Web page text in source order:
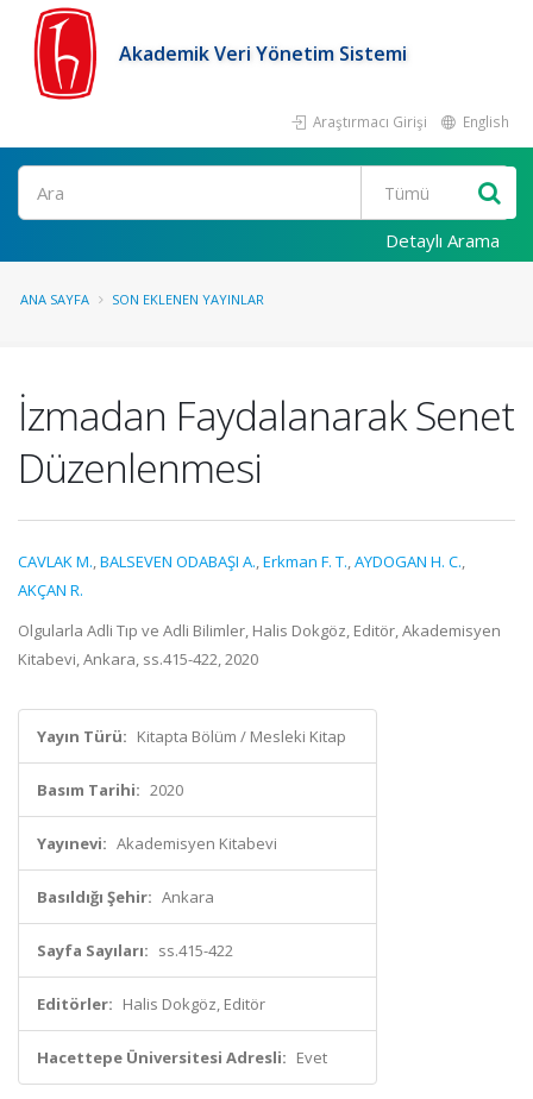
Akademik Veri Yönetim Sistemi
Araştırmacı Girişi English
Ara
Detaylı Arama
ANA SAYFA SON EKLENEN YAYINLAR
İzmadan Faydalanarak Senet
Düzenlenmesi
CAVLAK M.,BALSEVEN ODABAŞI A.,Erkman F. T.,AYDOGAN H. C.,
AKÇAN R.
Olgularla Adli Tıp ve Adli Bilimler, Halis Dokgöz, Editör, Akademisyen
Kitabevi, Ankara, ss.415-422, 2020
Yayın Türü: Kitapta Bölüm / Mesleki Kitap
Basım Tarihi: 2020
Yayınevi: Akademisyen Kitabevi
Basıldığı Şehir: Ankara
Sayfa Sayıları: ss.415-422
Editörler: Halis Dokgöz, Editör
Hacettepe Üniversitesi Adresli: Evet